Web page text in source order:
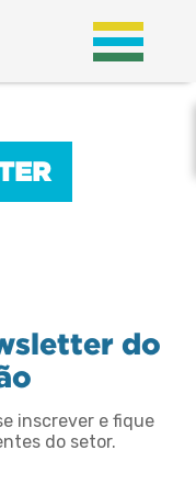
do
inscrever e fique
do setor.